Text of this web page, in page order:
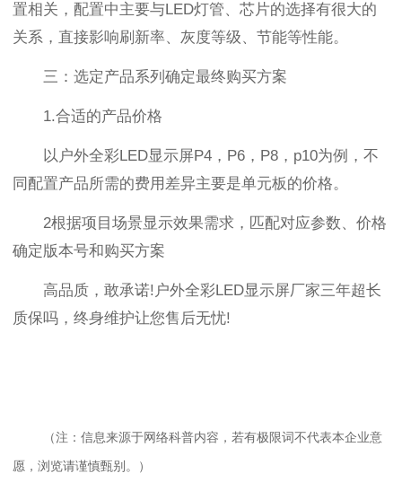
置相关，配置中主要与LED灯管、芯片的选择有很大的
关系，直接影响刷新率、灰度等级、节能等性能。
三：选定产品系列确定最终购买方案
1.合适的产品价格
以户外全彩LED显示屏P4，P6，P8，p10为例，不
同配置产品所需的费用差异主要是单元板的价格。
2根据项目场景显示效果需求，匹配对应参数、价格
确定版本号和购买方案
高品质，敢承诺!户外全彩LED显示屏厂家三年超长
质保吗，终身维护让您售后无忧!
（注：信息来源于网络科普内容，若有极限词不代表本企业意
愿，浏览请谨慎甄别。）